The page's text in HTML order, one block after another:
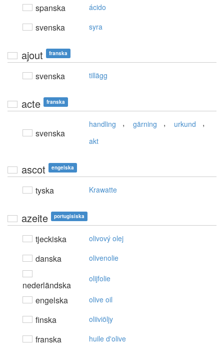
spanska ácido
svenska syra
ajout franska
svenska tillägg
acte franska
svenska
handling , gärning , urkund ,
akt
ascot engelska
tyska Krawatte
azeite portugisiska
tjeckiska olivový olej
danska olivenolie
nederländska
olijfolie
engelska olive oil
finska oliiviöljy
franska huile d'olive